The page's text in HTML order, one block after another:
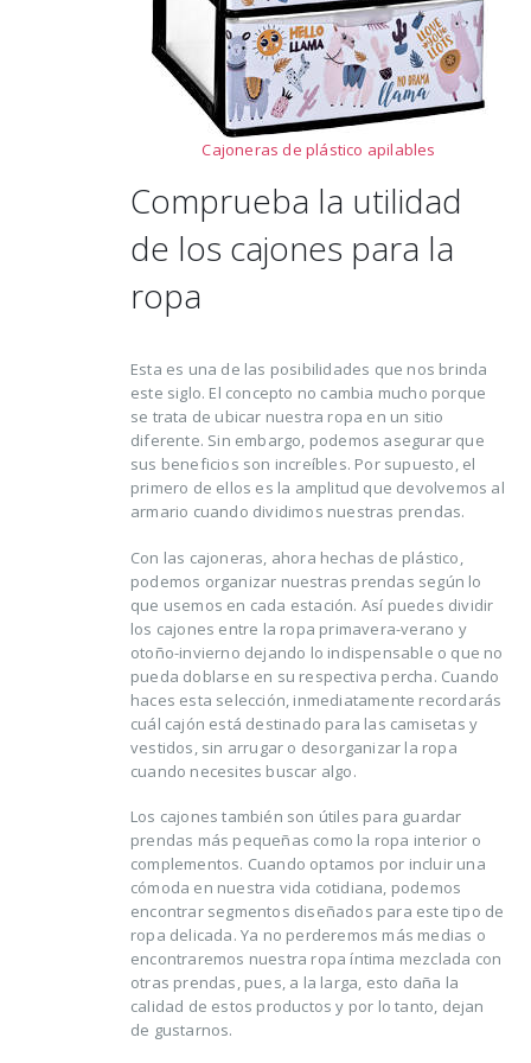
Cajoneras de plástico apilables
Comprueba la utilidad
de los cajones para la
ropa
Esta es una de las posibilidades que nos brinda
este siglo. El concepto no cambia mucho porque
se trata de ubicar nuestra ropa en un sitio
diferente. Sin embargo, podemos asegurar que
sus beneficios son increíbles. Por supuesto, el
primero de ellos es la amplitud que devolvemos al
armario cuando dividimos nuestras prendas.
Con las cajoneras, ahora hechas de plástico,
podemos organizar nuestras prendas según lo
que usemos en cada estación. Así puedes dividir
los cajones entre la ropa primavera-verano y
otoño-invierno dejando lo indispensable o que no
pueda doblarse en su respectiva percha. Cuando
haces esta selección, inmediatamente recordarás
cuál cajón está destinado para las camisetas y
vestidos, sin arrugar o desorganizar la ropa
cuando necesites buscar algo.
Los cajones también son útiles para guardar
prendas más pequeñas como la ropa interior o
complementos. Cuando optamos por incluir una
cómoda en nuestra vida cotidiana, podemos
encontrar segmentos diseñados para este tipo de
ropa delicada. Ya no perderemos más medias o
encontraremos nuestra ropa íntima mezclada con
otras prendas, pues, a la larga, esto daña la
calidad de estos productos y por lo tanto, dejan
de gustarnos.